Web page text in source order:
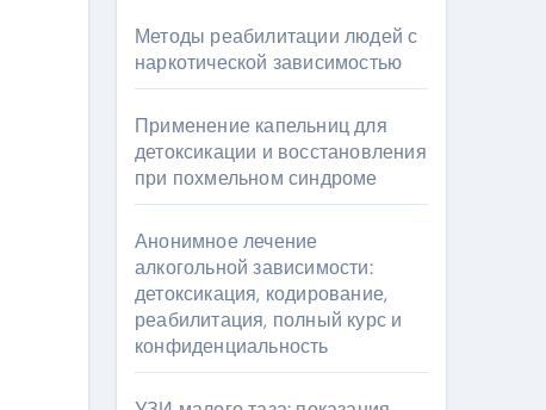
Методы реабилитации людей с
наркотической зависимостью
Применение капельниц для
детоксикации и восстановления
при похмельном синдроме
Анонимное лечение
алкогольной зависимости:
детоксикация, кодирование,
реабилитация, полный курс и
конфиденциальность